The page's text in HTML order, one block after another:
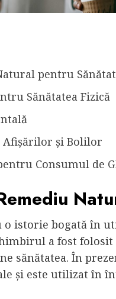
pentru
Sănătatea Fizică
și Bolilor
Consumul de
o istorie bogată în
a fost
sănătatea. În
și este utilizat în